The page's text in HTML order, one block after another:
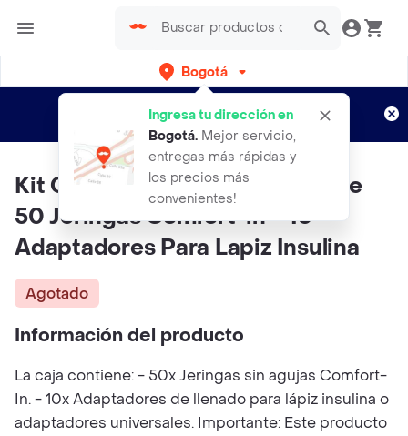
Bogotá
Ingresa tu dirección en
Bogotá. Mejor servicio,
entregas más rápidas y
los precios más
convenientes!
envíos gratis por semanas
Aplican TyC
Kit Comfort-in Diabetes Caja De
50 Jeringas Comfort-in + 10
Adaptadores Para Lapiz Insulina
Agotado
Información del producto
La caja contiene: - 50x Jeringas sin agujas Comfort-
In. - 10x Adaptadores de llenado para lápiz insulina o
adaptadores universales. Importante: Este producto